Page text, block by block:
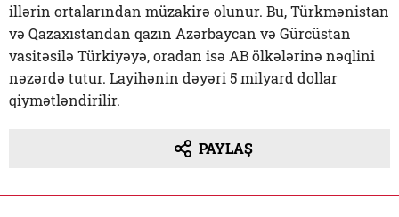
illərin ortalarından müzakirə olunur. Bu, Türkmənistan
və Qazaxıstandan qazın Azərbaycan və Gürcüstan
vasitəsilə Türkiyəyə, oradan isə AB ölkələrinə nəqlini
nəzərdə tutur. Layihənin dəyəri 5 milyard dollar
qiymətləndirilir.
PAYLAŞ